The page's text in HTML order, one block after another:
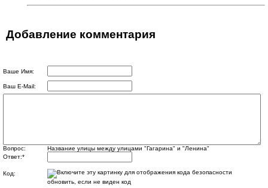
Добавление комментария
Ваше Имя:
Ваш E-Mail:
Вопрос:
Название улицы между улицами "Гагарина" и "Ленина"
Ответ:*
Код:
обновить, если не виден код